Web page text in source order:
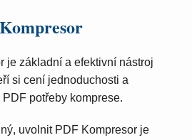
je základní a efektivní nástroj
si cení jednoduchosti a
potřeby komprese.
uvolnit PDF Kompresor je